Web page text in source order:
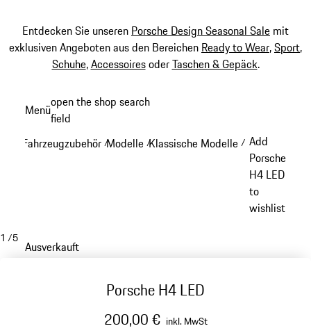
Entdecken Sie unseren Porsche Design Seasonal Sale mit
exklusiven Angeboten aus den Bereichen Ready to Wear,Sport,
Schuhe,AccessoiresoderTaschen & Gepäck.
Hauptinhalt
Menüopen the shop search
field
Fahrzeugzubehör /Modelle /Klassische Modelle / Add
Porsche
H4 LED
to
wishlist
1 /5
Ausverkauft
Porsche H4 LED
200,00 € inkl. MwSt